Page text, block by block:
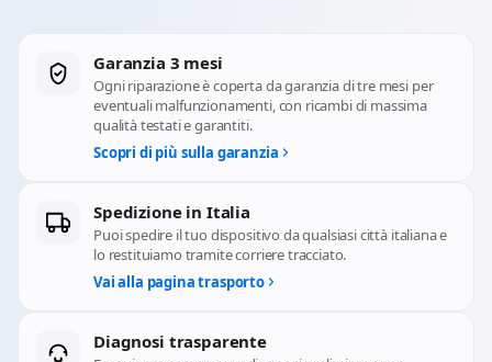
Garanzia 3 mesi
Ogni riparazione è coperta da garanzia di tre mesi per
eventuali malfunzionamenti, con ricambi di massima
qualità testati e garantiti.
Scopri di più sulla garanzia
Spedizione in Italia
Puoi spedire il tuo dispositivo da qualsiasi città italiana e
lo restituiamo tramite corriere tracciato.
Vai alla pagina trasporto
Diagnosi trasparente